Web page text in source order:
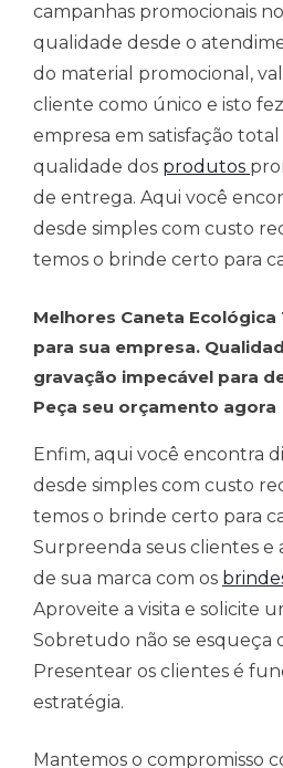
campanhas promocionais
qualidade desde o
do material promocional,
cliente como único e isto
empresa em satisfação
qualidade dos produtos
de entrega. Aqui você
desde simples com custo
temos o brinde certo para
Melhores Caneta Ecológica
para sua empresa.
gravação impecável para
Peça seu orçamento agora
Enfim, aqui você encontra
desde simples com custo
temos o brinde certo para
Surpreenda seus clientes e
de sua marca com os
Aproveite a visita e solicite
Sobretudo não se esqueça
Presentear os clientes é
estratégia.
Mantemos o compromisso